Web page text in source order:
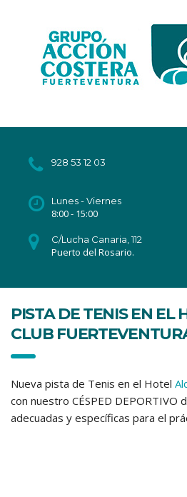
928 53 12 03
Lunes - Viernes
8:00 - 15:00
C/Lucha Canaria, 112
Puerto del Rosario.
PISTA DE TENIS EN EL
CLUB
Nueva pista de Tenis en el Hotel
con nuestro CÉSPED DEPORTIVO
adecuadas y específicas para el